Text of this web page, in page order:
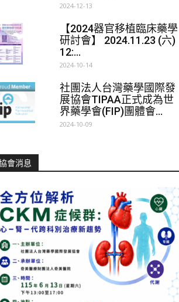
2024-12-13
【2024器官移植臨床藥學
研討會】 2024.11.23 (六)
12:...
2024-10-14
社團法人台灣藥學國際發
展協會TIPAA正式成為世
界藥學會(FIP)團體會...
2024-10-09
會消息